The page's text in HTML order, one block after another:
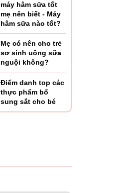
máy hâm sữa tốt
mẹ nên biết - Máy
hâm sữa nào tốt?
Mẹ có nên cho trẻ
sơ sinh uống sữa
nguội không?
Điểm danh top các
thực phẩm bổ
sung sắt cho bé